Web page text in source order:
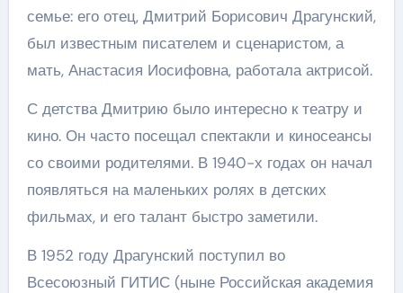
семье: его отец, Дмитрий Борисович Драгунский,
был известным писателем и сценаристом, а
мать, Анастасия Иосифовна, работала актрисой.
С детства Дмитрию было интересно к театру и
кино. Он часто посещал спектакли и киносеансы
со своими родителями. В 1940-х годах он начал
появляться на маленьких ролях в детских
фильмах, и его талант быстро заметили.
В 1952 году Драгунский поступил во
Всесоюзный ГИТИС (ныне Российская академия